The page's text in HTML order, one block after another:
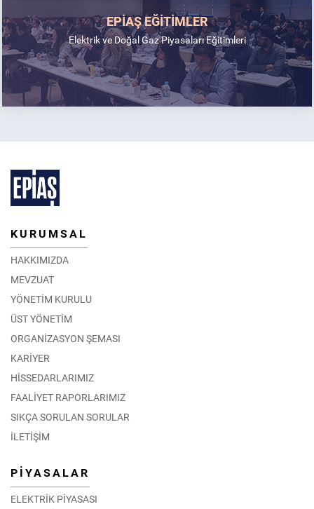
EPİAŞ EĞİTİMLER
Elektrik ve Doğal Gaz Piyasaları Eğitimleri
KURUMSAL
HAKKIMIZDA
MEVZUAT
YÖNETİM KURULU
ÜST YÖNETİM
ORGANİZASYON ŞEMASI
KARİYER
HİSSEDARLARIMIZ
FAALİYET RAPORLARIMIZ
SIKÇA SORULAN SORULAR
İLETİŞİM
PİYASALAR
ELEKTRİK PİYASASI